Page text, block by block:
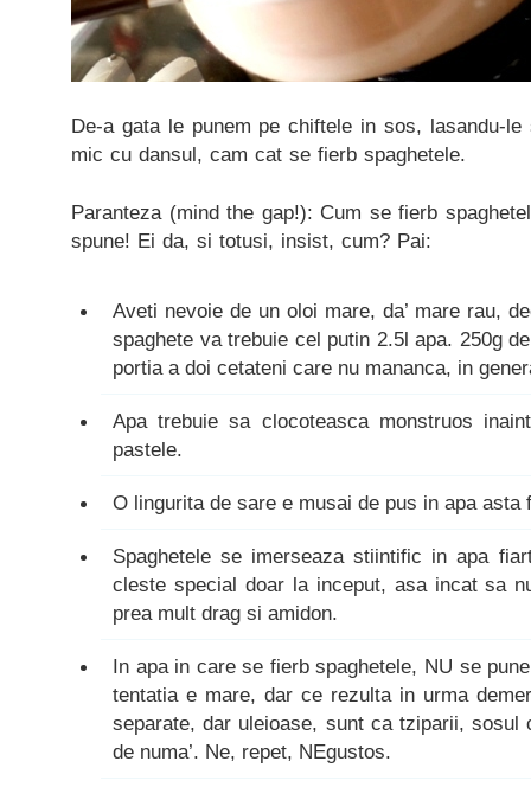
De-a gata le punem pe chiftele in sos, lasandu-
mic cu dansul, cam cat se fierb spaghetele.
Paranteza (mind the gap!): Cum se fierb
spune! Ei da, si totusi, insist, cum? Pai:
Aveti nevoie de un oloi mare, da’ mare rau,
spaghete va trebuie cel putin 2.5l apa. 250g
portia a doi cetateni care nu mananca, in
Apa trebuie sa clocoteasca monstruos
pastele.
O lingurita de sare e musai de pus in apa asta
Spaghetele se imerseaza stiintific in apa
cleste special doar la inceput, asa incat sa
prea mult drag si amidon.
In apa in care se fierb spaghetele, NU se
tentatia e mare, dar ce rezulta in urma
separate, dar uleioase, sunt ca tziparii, sosul
de numa’. Ne, repet, NEgustos.